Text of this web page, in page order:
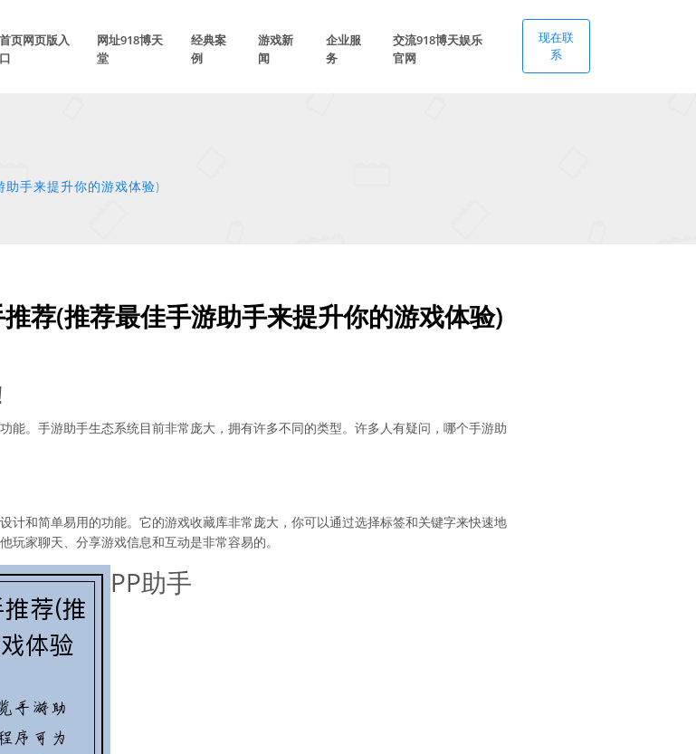
首页网页版入
口
网址918博天
堂
经典案
例
游戏新
闻
企业服
务
交流918博天娱乐
官网
现在联
系
手来提升你的游戏体验)
荐(推荐最佳手游助手来提升你的游戏体验)
能。手游助手生态系统目前非常庞大，拥有许多不同的类型。许多人有疑问，哪个手游助
计和简单易用的功能。它的游戏收藏库非常庞大，你可以通过选择标签和关键字来快速地
家聊天、分享游戏信息和互动是非常容易的。
PP助手